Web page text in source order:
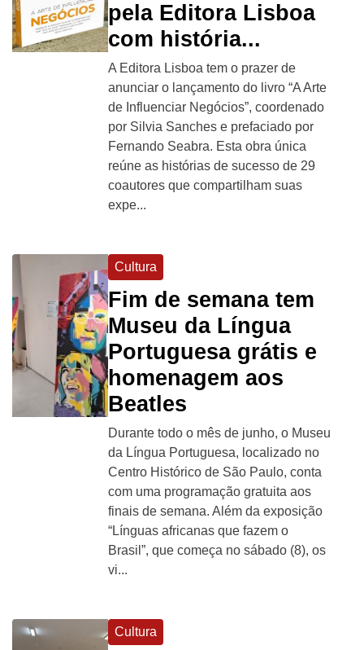
pela Editora Lisboa
com história...
A Editora Lisboa tem o prazer de
anunciar o lançamento do livro “A Arte
de Influenciar Negócios”, coordenado
por Silvia Sanches e prefaciado por
Fernando Seabra. Esta obra única
reúne as histórias de sucesso de 29
coautores que compartilham suas
expe...
Cultura
Fim de semana tem
Museu da Língua
Portuguesa grátis e
homenagem aos
Beatles
Durante todo o mês de junho, o Museu
da Língua Portuguesa, localizado no
Centro Histórico de São Paulo, conta
com uma programação gratuita aos
finais de semana. Além da exposição
“Línguas africanas que fazem o
Brasil”, que começa no sábado (8), os
vi...
Cultura